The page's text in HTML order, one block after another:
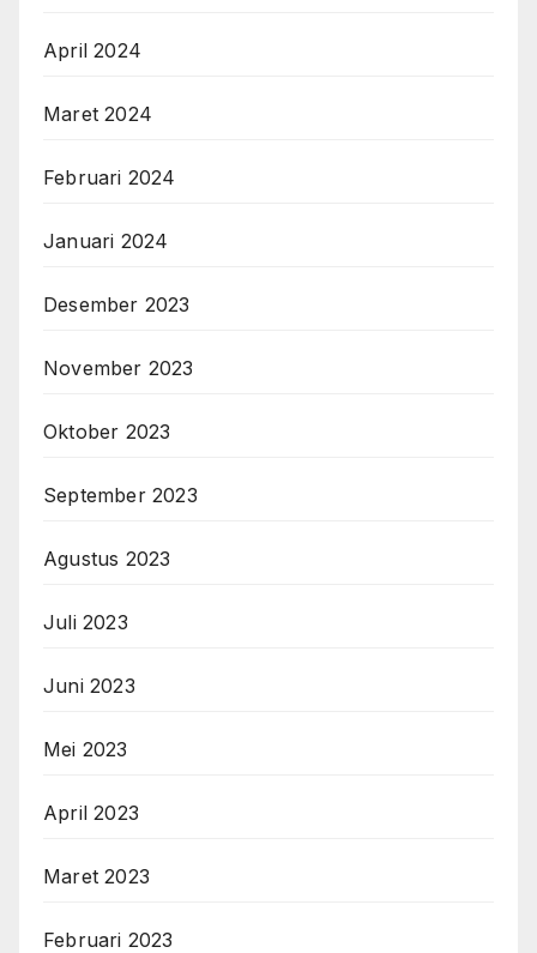
April 2024
Maret 2024
Februari 2024
Januari 2024
Desember 2023
November 2023
Oktober 2023
September 2023
Agustus 2023
Juli 2023
Juni 2023
Mei 2023
April 2023
Maret 2023
Februari 2023